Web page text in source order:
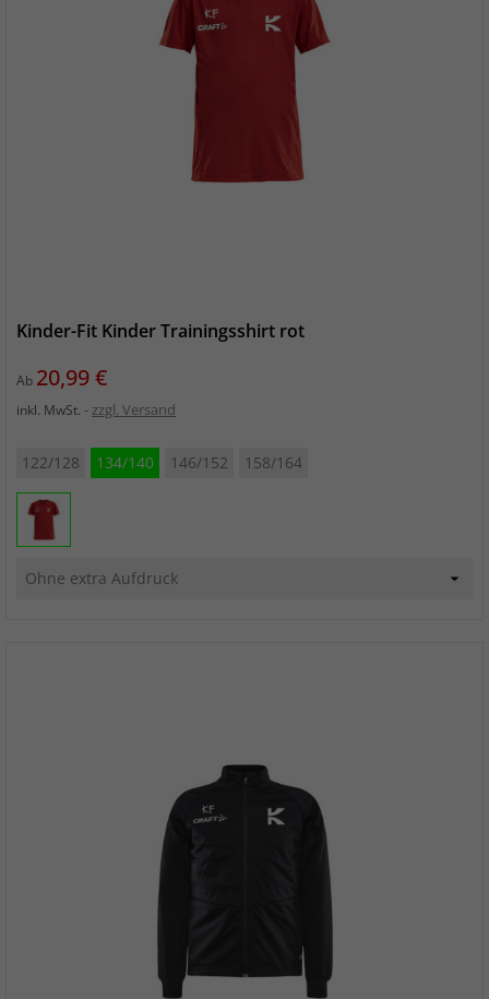
Kinder-Fit Kinder Trainingsshirt rot
Ab Preis
20,99 €
inkl. MwSt. zzgl. Versand
122/128 134/140 146/152 158/164